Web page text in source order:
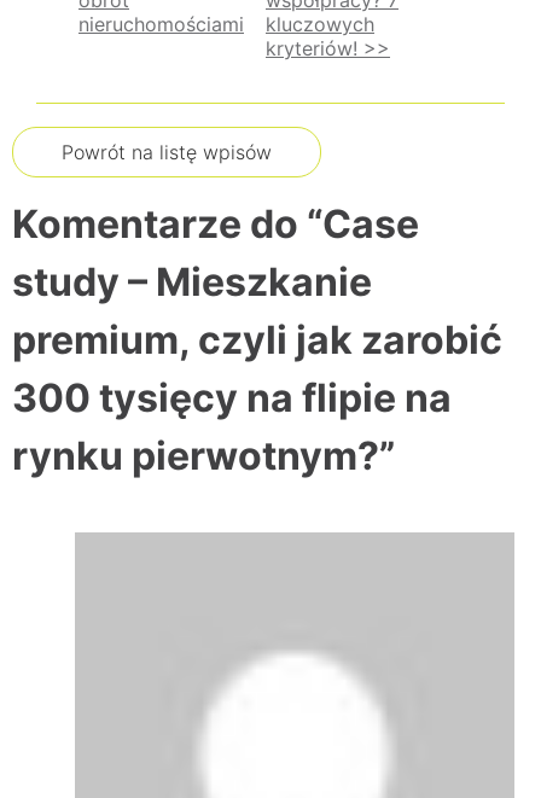
wpisu
nieruchomościami
kluczowych
kryteriów! >>
Powrót na listę wpisów
Komentarze do “Case
study – Mieszkanie
premium, czyli jak zarobić
300 tysięcy na flipie na
rynku pierwotnym?”